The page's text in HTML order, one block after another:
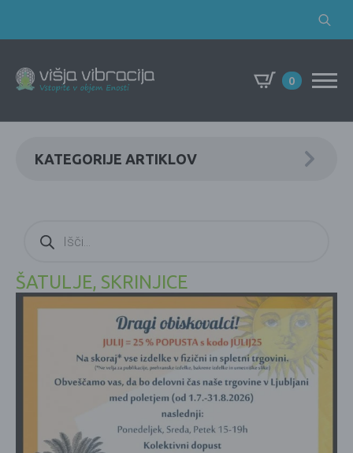
Search
0
KATEGORIJE ARTIKLOV
search
ŠATULJE, SKRINJICE